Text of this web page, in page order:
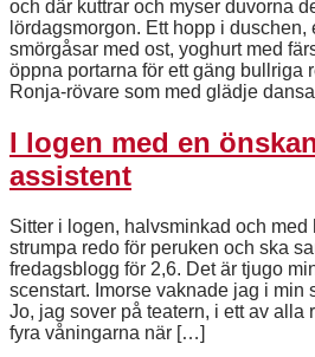
och där kuttrar och myser duvorna
lördagsmorgon. Ett hopp i duschen,
smörgåsar med ost, yoghurt med
öppna portarna för ett gäng bullriga
Ronja-rövare som med glädje
I logen med en
assistent
Sitter i logen, halvsminkad och med
strumpa redo för peruken och ska
fredagsblogg för 2,6. Det är tjugo
scenstart. Imorse vaknade jag i min
Jo, jag sover på teatern, i ett av alla
fyra våningarna när […]